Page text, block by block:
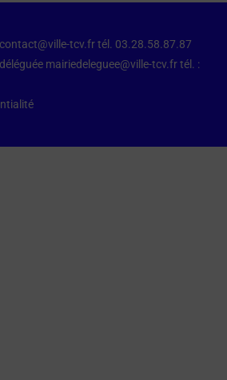
tcv.fr tél. 03.28.58.87.87
mairiedeleguee@ville-tcv.fr tél. :